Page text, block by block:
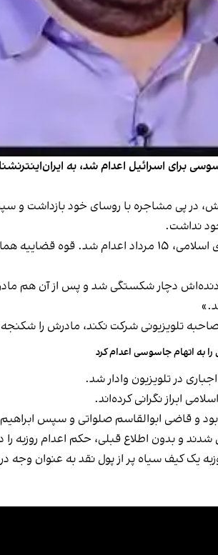
برای اسرائیل اعدام شد، به
نداشت.
وادی،‌ عضو پژوهشگاه علوم و فنون هسته‌ای وابسته به سازمان انرژی
دچار شکستگی شد و پس از آن هم مادرش
تلویزیونی شرکت نکند، ‌مادرش را
به اتهام جاسوسی اعدام کرد
در تلویزیون وادار شد.
ابراز نگرانی کرده‌اند.
و قاضی ابوالقاسم صلواتی و سپس
یک کیف سیاه پر از پول نقد به عنوان